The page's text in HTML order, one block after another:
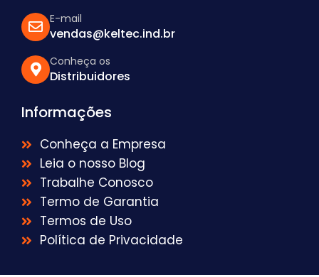
E-mail
vendas@keltec.ind.br
Conheça os
Distribuidores
Informações
Conheça a Empresa
Leia o nosso Blog
Trabalhe Conosco
Termo de Garantia
Termos de Uso
Política de Privacidade